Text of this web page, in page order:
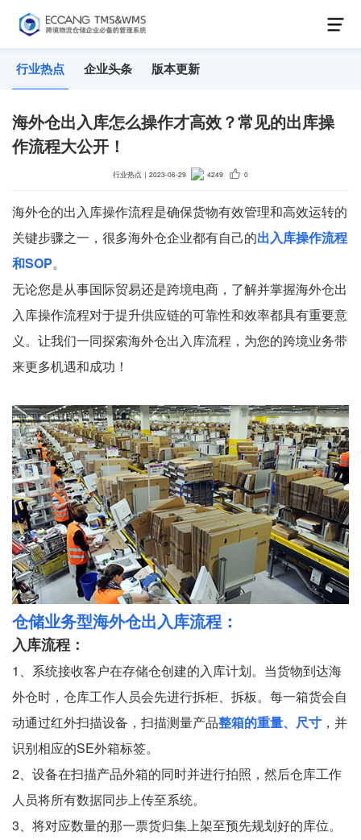
行业热点 企业头条 版本更新
海外仓出入库怎么操作才高效？常见的出库操
作流程大公开！
行业热点 ｜ 2023-06-29 4249 0
海外仓的出入库操作流程是确保货物有效管理和高效运转的
关键步骤之一，很多海外仓企业都有自己的出入库操作流程
和SOP。
无论您是从事国际贸易还是跨境电商，了解并掌握海外仓出
入库操作流程对于提升供应链的可靠性和效率都具有重要意
义。让我们一同探索海外仓出入库流程，为您的跨境业务带
来更多机遇和成功！
仓储业务型海外仓出入库流程：
入库流程：
1、系统接收客户在存储仓创建的入库计划。当货物到达海
外仓时，仓库工作人员会先进行拆柜、拆板。每一箱货会自
动通过红外扫描设备，扫描测量产品整箱的重量、尺寸 ，并
识别相应的SE外箱标签。
2、设备在扫描产品外箱的同时并进行拍照，然后仓库工作
人员将所有数据同步上传至系统。
3、将对应数量的那一票货归集上架至预先规划好的库位。